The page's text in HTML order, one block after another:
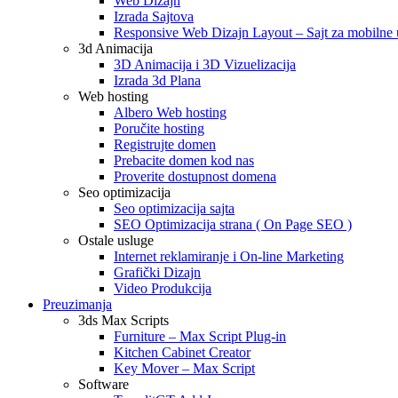
Izrada Sajtova
Responsive Web Dizajn Layout – Sajt za mobilne
3d Animacija
3D Animacija i 3D Vizuelizacija
Izrada 3d Plana
Web hosting
Albero Web hosting
Poručite hosting
Registrujte domen
Prebacite domen kod nas
Proverite dostupnost domena
Seo optimizacija
Seo optimizacija sajta
SEO Optimizacija strana ( On Page SEO )
Ostale usluge
Internet reklamiranje i On-line Marketing
Grafički Dizajn
Video Produkcija
Preuzimanja
3ds Max Scripts
Furniture – Max Script Plug-in
Kitchen Cabinet Creator
Key Mover – Max Script
Software